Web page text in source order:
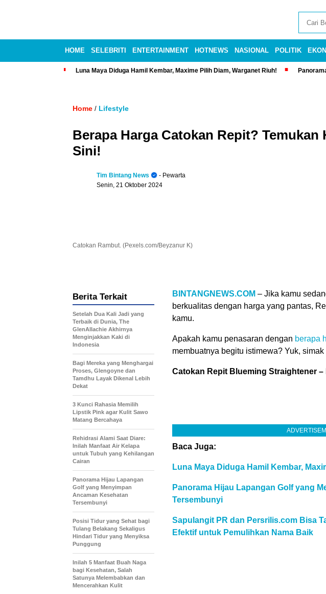
HOME SELEBRITI ENTERTAINMENT HOTNEWS NASIONAL POLITIK
Luna Maya Diduga Hamil Kembar, Maxime Pilih Diam, Warganet Riuh!
Home / Lifestyle
Berapa Harga Catokan Repit?
Sini!
Tim Bintang News
- Pewarta
Senin, 21 Oktober 2024
Catokan Rambut. (Pexels.com/Beyzanur K)
BINTANGNEWS.COM – Jika kamu
berkualitas dengan harga yang pantas,
kamu.
Apakah kamu penasaran dengan berapa
membuatnya begitu istimewa? Yuk,
Catokan Repit Blueming Straightener –
Baca Juga:
Luna Maya Diduga Hamil Kembar,
Panorama Hijau Lapangan Golf yang
Tersembunyi
Sapulangit PR dan Persrilis.com Bisa
Efektif untuk Pemulihkan Nama Baik
Berita Terkait
Setelah Dua Kali Jadi yang
Terbaik di Dunia, The
GlenAllachie Akhirnya
Menginjakkan Kaki di
Indonesia
Bagi Mereka yang Menghargai
Proses, Glengoyne dan
Tamdhu Layak Dikenal Lebih
Dekat
3 Kunci Rahasia Memilih
Lipstik Pink agar Kulit Sawo
Matang Bercahaya
Rehidrasi Alami Saat Diare:
Inilah Manfaat Air Kelapa
untuk Tubuh yang Kehilangan
Cairan
Panorama Hijau Lapangan
Golf yang Menyimpan
Ancaman Kesehatan
Tersembunyi
Posisi Tidur yang Sehat bagi
Tulang Belakang Sekaligus
Hindari Tidur yang Menyiksa
Punggung
Inilah 5 Manfaat Buah Naga
bagi Kesehatan, Salah
Satunya Melembabkan dan
Mencerahkan Kulit